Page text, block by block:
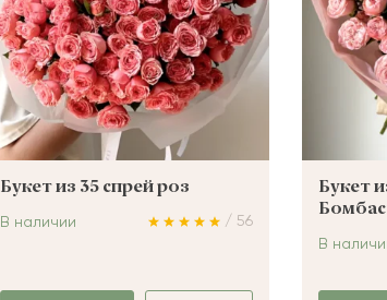
Букет из 35 спрей роз
/ 56
В наличии
Букет
В